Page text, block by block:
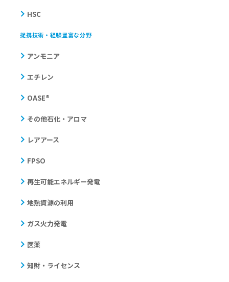
HSC
提携技術・経験豊富な分野
アンモニア
エチレン
OASE®
その他石化・アロマ
レアアース
FPSO
再生可能エネルギー発電
地熱資源の利用
ガス火力発電
医薬
知財・ライセンス